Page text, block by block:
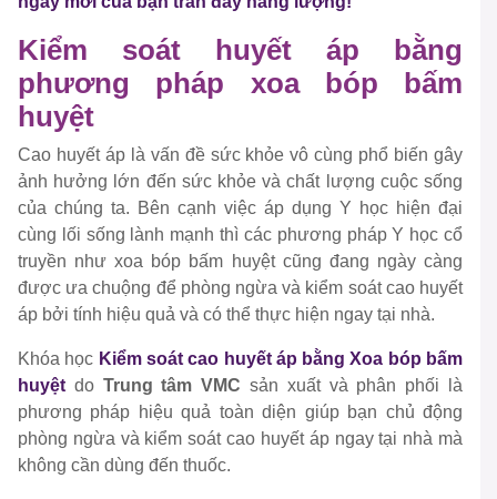
Kiểm soát huyết áp bằng
phương pháp xoa bóp bấm
huyệt
Cao huyết áp là vấn đề sức khỏe vô cùng phổ biến gây
ảnh hưởng lớn đến sức khỏe và chất lượng cuộc sống
của chúng ta. Bên cạnh việc áp dụng Y học hiện đại
cùng lối sống lành mạnh thì các phương pháp Y học cổ
truyền như xoa bóp bấm huyệt cũng đang ngày càng
được ưa chuộng để phòng ngừa và kiểm soát cao huyết
áp bởi tính hiệu quả và có thể thực hiện ngay tại nhà.
Khóa học Kiểm soát cao huyết áp bằng Xoa bóp bấm
huyệt do Trung tâm VMC sản xuất và phân phối là
phương pháp hiệu quả toàn diện giúp bạn chủ động
phòng ngừa và kiểm soát cao huyết áp ngay tại nhà mà
không cần dùng đến thuốc.